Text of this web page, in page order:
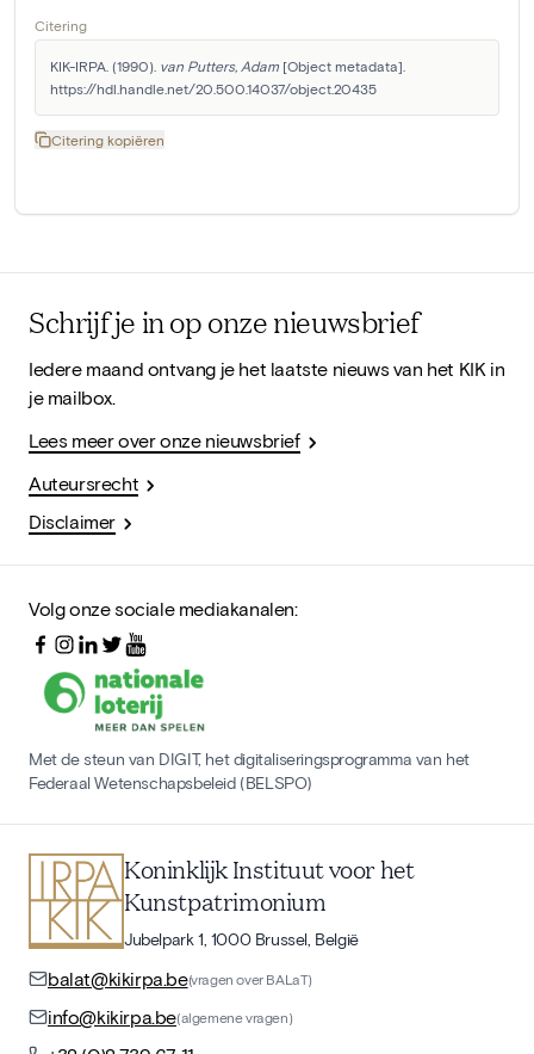
Citering
KIK-IRPA. (1990). van Putters, Adam [Object metadata].
https://hdl.handle.net/20.500.14037/object.20435
Citering kopiëren
Schrijf je in op onze nieuwsbrief
Iedere maand ontvang je het laatste nieuws van het KIK in
je mailbox.
Lees meer over onze nieuwsbrief
Auteursrecht
Disclaimer
Volg onze sociale mediakanalen:
Met de steun van DIGIT, het digitaliseringsprogramma van het
Federaal Wetenschapsbeleid (BELSPO)
Koninklijk Instituut voor het
Kunstpatrimonium
Jubelpark 1, 1000 Brussel, België
balat@kikirpa.be(vragen over BALaT)
info@kikirpa.be(algemene vragen)